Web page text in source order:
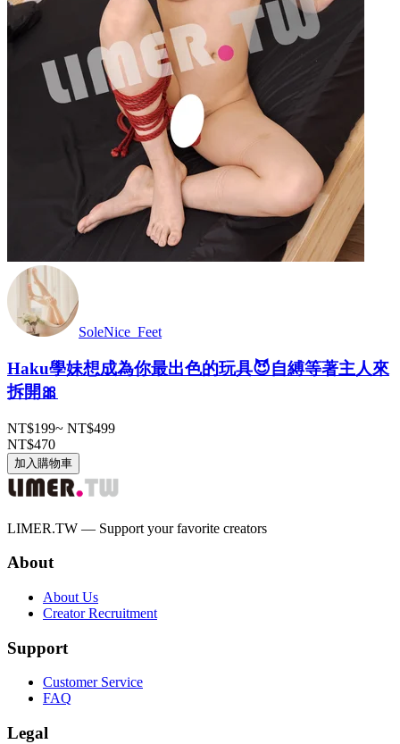
SoleNice_Feet
Haku學妹想成為你最出色的玩具😈自縛等著主人來
拆開🎀
NT$199~ NT$499
NT$470
加入購物車
LIMER.TW — Support your favorite creators
About
About Us
Creator Recruitment
Support
Customer Service
FAQ
Legal